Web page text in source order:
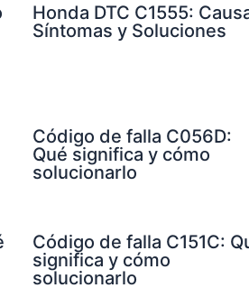
Honda DTC C1555:
Síntomas y Soluciones
Código de falla C056D:
Qué significa y cómo
solucionarlo
Código de falla C151C:
significa y cómo
solucionarlo